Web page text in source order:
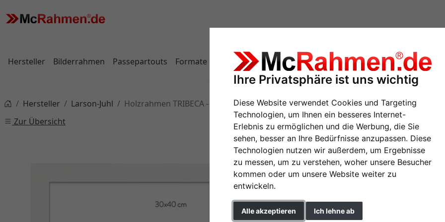
Ihre Privatsphäre ist uns wichtig
Diese Website verwendet Cookies und Targeting
Technologien, um Ihnen ein besseres Internet-
Erlebnis zu ermöglichen und die Werbung, die Sie
sehen, besser an Ihre Bedürfnisse anzupassen. Diese
Technologien nutzen wir außerdem, um Ergebnisse
zu messen, um zu verstehen, woher unsere Besucher
kommen oder um unsere Website weiter zu
entwickeln.
Alle akzeptieren Ich lehne ab
Hersteller Bilderrahmen Passepartouts Formate
Hersteller Larson-Juhl
Holzrahmen TRIBECA - 3
Zur Übersicht
Holzrahmen
Farbe